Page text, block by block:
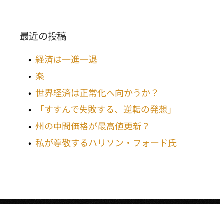
最近の投稿
経済は一進一退
楽
世界経済は正常化へ向かうか？
「すすんで失敗する、逆転の発想」
州の中間価格が最高値更新？
私が尊敬するハリソン・フォード氏